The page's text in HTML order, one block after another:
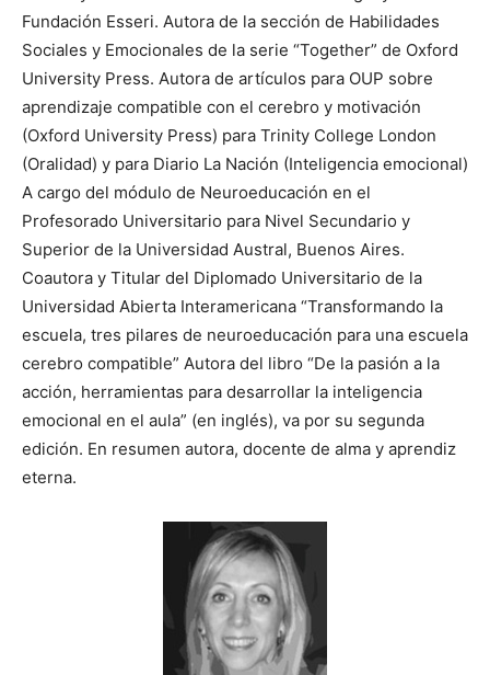
Fundación Esseri. Autora de la sección de Habilidades
Sociales y Emocionales de la serie “Together” de Oxford
University Press. Autora de artículos para OUP sobre
aprendizaje compatible con el cerebro y motivación
(Oxford University Press) para Trinity College London
(Oralidad) y para Diario La Nación (Inteligencia emocional)
A cargo del módulo de Neuroeducación en el
Profesorado Universitario para Nivel Secundario y
Superior de la Universidad Austral, Buenos Aires.
Coautora y Titular del Diplomado Universitario de la
Universidad Abierta Interamericana “Transformando la
escuela, tres pilares de neuroeducación para una escuela
cerebro compatible” Autora del libro “De la pasión a la
acción, herramientas para desarrollar la inteligencia
emocional en el aula” (en inglés), va por su segunda
edición. En resumen autora, docente de alma y aprendiz
eterna.